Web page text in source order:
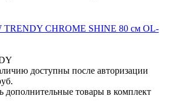
TRENDY CHROME SHINE 80 см OL-
доступны после авторизации
дополнительные товары в комплект